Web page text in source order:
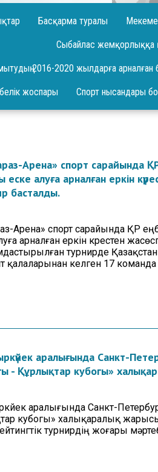
Басқарма туралы
Декларация жариялау
Сұрақ-жауап
Жоба
Шаралар
Жеке және заңды
тұлғаларды қабылдау
Нәтижелері және
есептер
Басқарманың ережесі
қызметке кіру
бойынша ақпарат
Сыбайлас жемқорлыққа
2016-2020 жылдарға арналған
жоспары Спорт нысандары
Арена» спорт сарайында
алуға арналған еркін
басталды.
Арена» спорт сарайында ҚР
арналған еркін күрестен
турнирде
келген 17
аралығында Санкт-
- Құрлықтар кубогы»
аралығында Санкт-
кубогы» халықаралық жарысы
турнирдің жоғары